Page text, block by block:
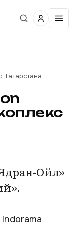
Татарстана
Ойл»